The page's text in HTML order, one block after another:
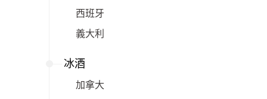
西班牙
義大利
冰酒
加拿大